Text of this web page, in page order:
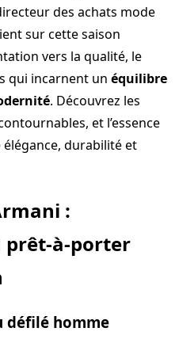
des achats mode
sur cette saison
vers la qualité, le
qui incarnent un équilibre
. Découvrez les
et l’essence
élégance, durabilité et
:
prêt-à-porter
défilé homme